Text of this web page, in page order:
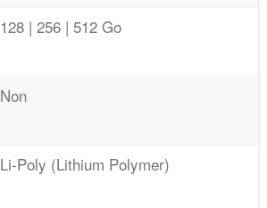
128 | 256 | 512 Go
Non
Li-Poly (Lithium Polymer)